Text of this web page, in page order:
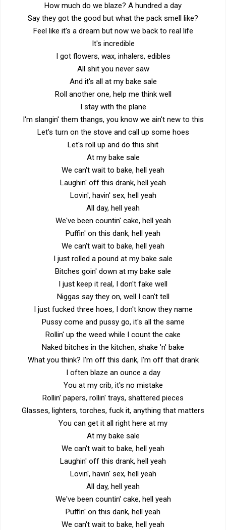
How much do we blaze? A hundred a day
Say they got the good but what the pack smell like?
Feel like it's a dream but now we back to real life
It's incredible
I got flowers, wax, inhalers, edibles
All shit you never saw
And it's all at my bake sale
Roll another one, help me think well
I stay with the plane
I'm slangin' them thangs, you know we ain't new to this
Let's turn on the stove and call up some hoes
Let's roll up and do this shit
At my bake sale
We can't wait to bake, hell yeah
Laughin' off this drank, hell yeah
Lovin', havin' sex, hell yeah
All day, hell yeah
We've been countin' cake, hell yeah
Puffin' on this dank, hell yeah
We can't wait to bake, hell yeah
I just rolled a pound at my bake sale
Bitches goin' down at my bake sale
I just keep it real, I don't fake well
Niggas say they on, well I can't tell
I just fucked three hoes, I don't know they name
Pussy come and pussy go, it's all the same
Rollin' up the weed while I count the cake
Naked bitches in the kitchen, shake 'n' bake
What you think? I'm off this dank, I'm off that drank
I often blaze an ounce a day
You at my crib, it's no mistake
Rollin' papers, rollin' trays, shattered pieces
Glasses, lighters, torches, fuck it, anything that matters
You can get it all right here at my
At my bake sale
We can't wait to bake, hell yeah
Laughin' off this drank, hell yeah
Lovin', havin' sex, hell yeah
All day, hell yeah
We've been countin' cake, hell yeah
Puffin' on this dank, hell yeah
We can't wait to bake, hell yeah